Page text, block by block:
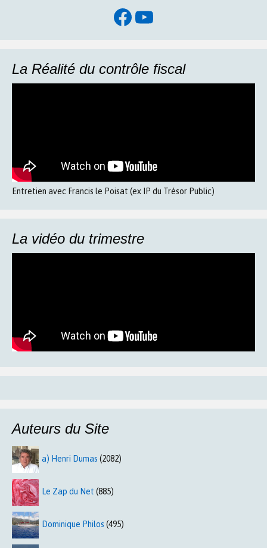
Facebook
YouTube
La Réalité du contrôle fiscal
Entretien avec Francis le Poisat (ex IP du Trésor Public)
La vidéo du trimestre
Auteurs du Site
a) Henri Dumas (2082)
Le Zap du Net (885)
Dominique Philos (495)